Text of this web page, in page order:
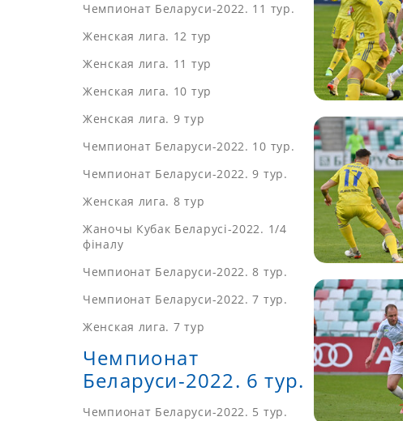
Чемпионат Беларуси-2022. 11 тур.
Женская лига. 12 тур
Женская лига. 11 тур
Женская лига. 10 тур
Женская лига. 9 тур
Чемпионат Беларуси-2022. 10 тур.
Чемпионат Беларуси-2022. 9 тур.
Женская лига. 8 тур
Жаночы Кубак Беларусі-2022. 1/4
фіналу
Чемпионат Беларуси-2022. 8 тур.
Чемпионат Беларуси-2022. 7 тур.
Женская лига. 7 тур
Чемпионат
Беларуси-2022. 6 тур.
Чемпионат Беларуси-2022. 5 тур.